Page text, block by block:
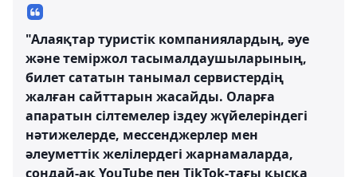
"Алаяқтар туристік компаниялардың, әуе
және теміржол тасымалдаушыларының,
билет сататын танымал сервистердің
жалған сайттарын жасайды. Оларға
апаратын сілтемелер іздеу жүйелеріндегі
нәтижелерде, мессенджерлер мен
әлеуметтік желілердегі жарнамаларда,
сондай-ақ YouTube пен TikTok-тағы қысқа